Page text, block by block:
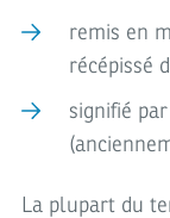
remis en
récépissé
signifié
La plupart du